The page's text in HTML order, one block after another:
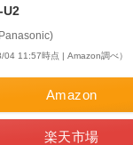
U2
04 11:57時点 | Amazon調べ）
Amazon
楽天市場